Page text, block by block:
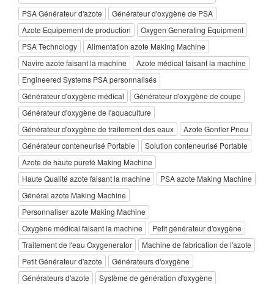
PSA Générateur d'azote
Générateur d'oxygène de PSA
Azote Equipement de production
Oxygen Generating Equipment
PSA Technology
Alimentation azote Making Machine
Navire azote faisant la machine
Azote médical faisant la machine
Engineered Systems PSA personnalisés
Générateur d'oxygène médical
Générateur d'oxygène de coupe
Générateur d'oxygène de l'aquaculture
Générateur d'oxygène de traitement des eaux
Azote Gonfler Pneu
Générateur conteneurisé Portable
Solution conteneurisé Portable
Azote de haute pureté Making Machine
Haute Qualité azote faisant la machine
PSA azote Making Machine
Général azote Making Machine
Personnaliser azote Making Machine
Oxygène médical faisant la machine
Petit générateur d'oxygène
Traitement de l'eau Oxygenerator
Machine de fabrication de l'azote
Petit Générateur d'azote
Générateurs d'oxygène
Générateurs d'azote
Système de génération d'oxygène